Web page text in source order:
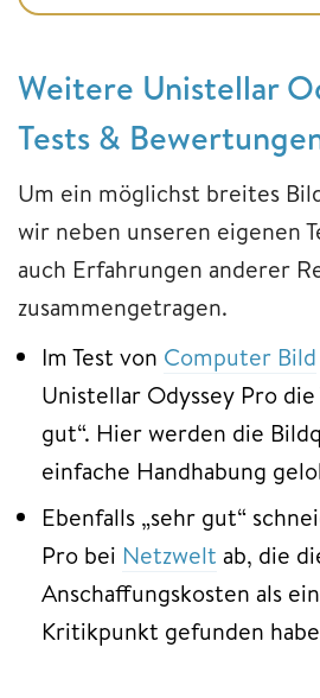
Weitere Unistellar
Tests &
Um ein möglichst breites
wir neben unseren eigenen
auch Erfahrungen anderer
zusammengetragen.
Im Test von Computer Bild
Unistellar Odyssey Pro
gut“. Hier werden die
einfache Handhabung
Ebenfalls „sehr gut“
Pro bei Netzwelt ab, die
Anschaffungskosten als
Kritikpunkt gefunden